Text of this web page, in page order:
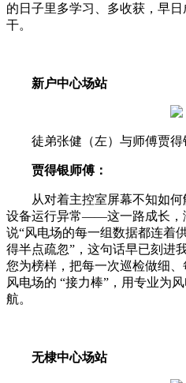
的日子里多学习、多收获，早
干。
新户中心场站
徒弟张健（左）与师傅贾得
贾得银师傅：
从对着主控室屏幕不知如何
设备运行异常——这一路成长，
说“风电场的每一组数据都连着
得半点疏忽”，这句话早已刻进
您为榜样，把每一次巡检做细
风电场的 “接力棒”，用专业为
航。
无棣中心场站